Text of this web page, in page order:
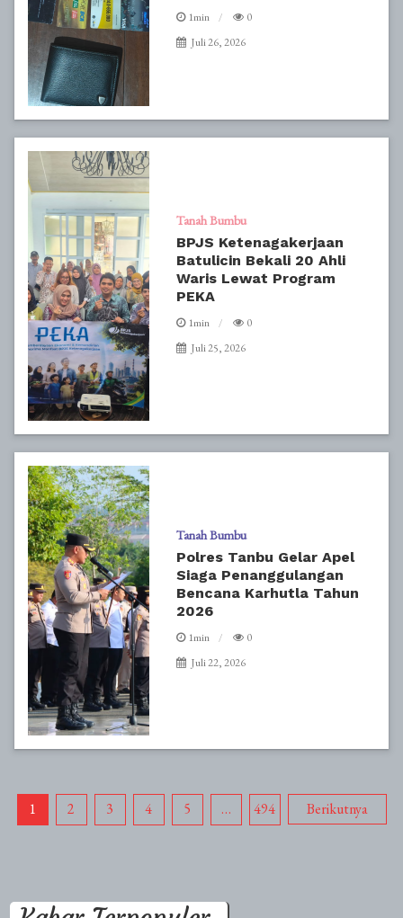
1min
0
Juli 26, 2026
Tanah Bumbu
BPJS Ketenagakerjaan
Batulicin Bekali 20 Ahli
Waris Lewat Program
PEKA
1min
0
Juli 25, 2026
Tanah Bumbu
Polres Tanbu Gelar Apel
Siaga Penanggulangan
Bencana Karhutla Tahun
2026
1min
0
Juli 22, 2026
Paginasi
1 2 3 4 5 … 494 Berikutnya